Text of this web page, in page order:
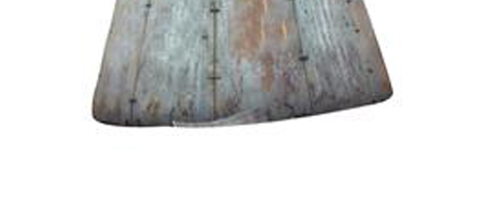
湖北椎体封头
湖北库存类
湖北热压模具